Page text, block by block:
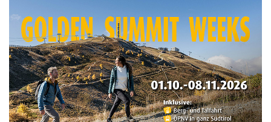
Region:
Gebirge: